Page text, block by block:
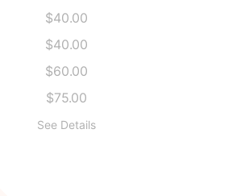
$40.00
$40.00
$60.00
$75.00
See Details